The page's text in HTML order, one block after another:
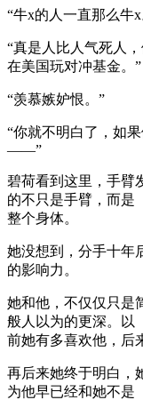
“牛x的人一直那么牛x
“真是人比人气死人
在美国玩对冲基金。”
“羡慕嫉妒恨。”
“你就不明白了，如
——”
碧荷看到这里，手臂
的不只是手臂，而是
整个身体。
她没想到，分手十年
的影响力。
她和他，不仅仅只是
般人以为的更深。以
前她有多喜欢他，后
再后来她终于明白，
为他早已经和她不是